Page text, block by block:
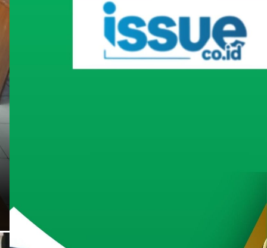
Halal, Jawab Tantangan